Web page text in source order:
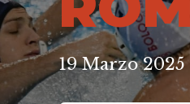
19 Marzo 2025